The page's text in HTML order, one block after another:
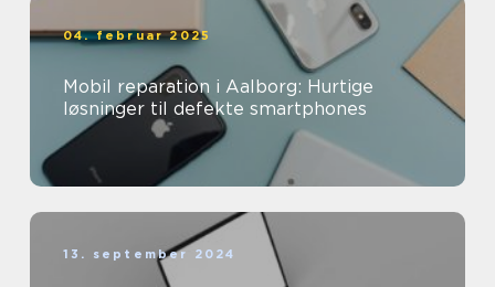
04. februar 2025
Mobil reparation i Aalborg: Hurtige
løsninger til defekte smartphones
13. september 2024